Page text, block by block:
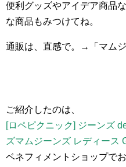
便利グッズやアイデア商品
な商品もみつけてね。
通販は、直感で。→「マムジ
ご紹介したのは、
[ロペピクニック] ジーンズ
ズマムジーンズ レディース
ベネフィメントショップで